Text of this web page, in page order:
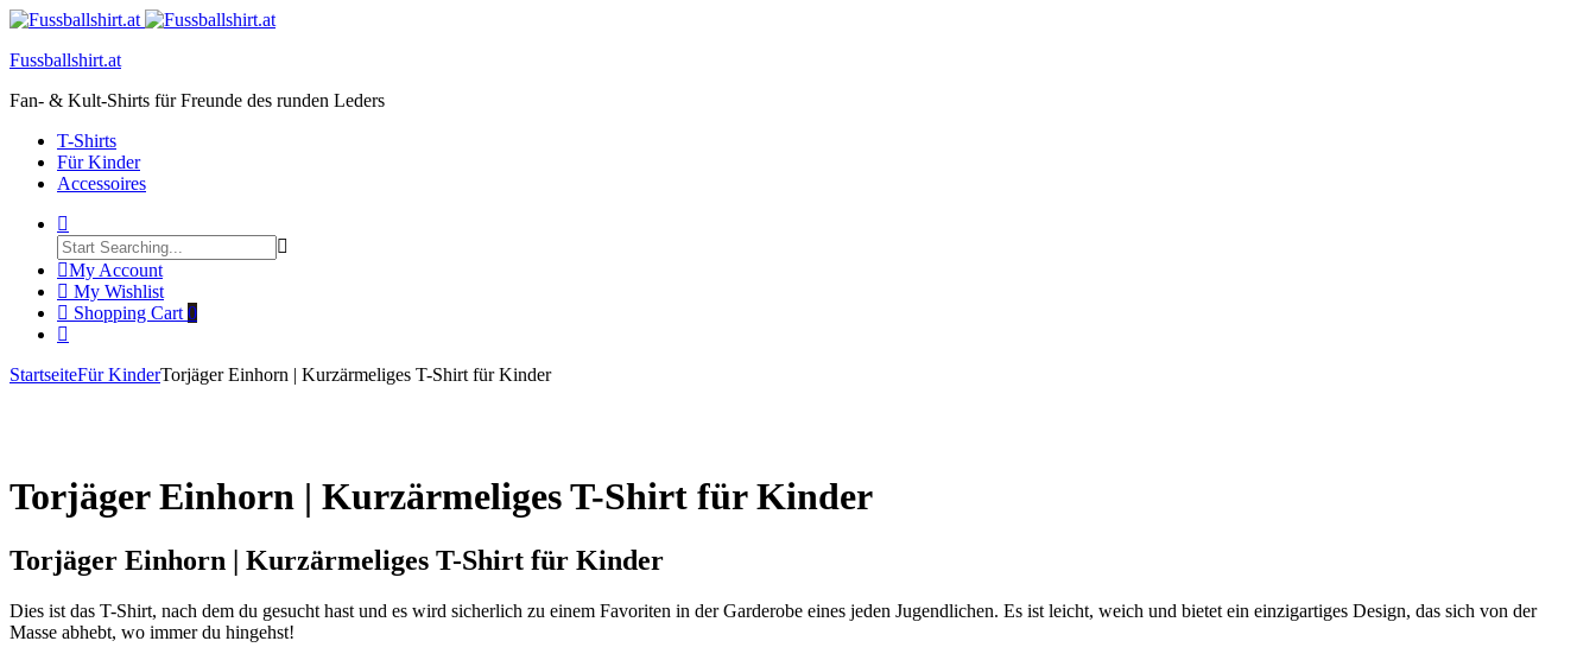
Fussballshirt.at
Fan- & Kult-Shirts für Freunde des runden Leders
T-Shirts
Für Kinder
Accessoires
My Account
My Wishlist
Shopping Cart 0
StartseiteFür KinderTorjäger Einhorn | Kurzärmeliges T-Shirt für Kinder
Unisex-
Torjäger Einhorn | Kurzärmeliges T-Shirt für Kinder
Torjäger Einhorn | Kurzärmeliges T-Shirt für Kinder
Dies ist das T-Shirt, nach dem du gesucht hast und es wird sicherlich zu einem Favoriten in der Garderobe eines jeden Jugendlichen. Es ist leicht, weich und bietet ein einzigartiges Design, das sich von der
Masse abhebt, wo immer du hingehst!